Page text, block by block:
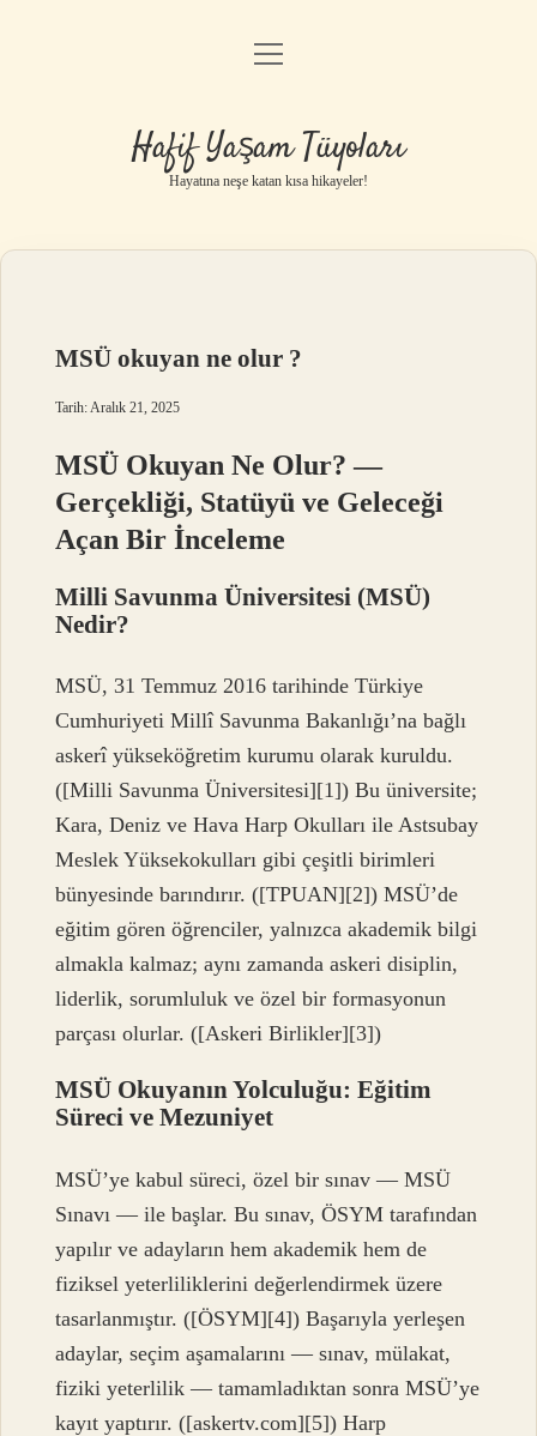
Anasayfa
Yasal Uyarı
menüyü
Hafif Yaşam Tüyoları
Hayatına neşe katan kısa hikayeler!
MSÜ okuyan ne olur ?
Tarih: Aralık 21, 2025
MSÜ Okuyan Ne Olur? —
Gerçekliği, Statüyü ve Geleceği
Açan Bir İnceleme
Milli Savunma Üniversitesi (MSÜ)
Nedir?
MSÜ, 31 Temmuz 2016 tarihinde Türkiye
Cumhuriyeti Millî Savunma Bakanlığı’na bağlı
askerî yükseköğretim kurumu olarak kuruldu.
([Milli Savunma Üniversitesi][1]) Bu üniversite;
Kara, Deniz ve Hava Harp Okulları ile Astsubay
Meslek Yüksekokulları gibi çeşitli birimleri
bünyesinde barındırır. ([TPUAN][2]) MSÜ’de
eğitim gören öğrenciler, yalnızca akademik bilgi
almakla kalmaz; aynı zamanda askeri disiplin,
liderlik, sorumluluk ve özel bir formasyonun
parçası olurlar. ([Askeri Birlikler][3])
MSÜ Okuyanın Yolculuğu: Eğitim
Süreci ve Mezuniyet
MSÜ’ye kabul süreci, özel bir sınav — MSÜ
Sınavı — ile başlar. Bu sınav, ÖSYM tarafından
yapılır ve adayların hem akademik hem de
fiziksel yeterliliklerini değerlendirmek üzere
tasarlanmıştır. ([ÖSYM][4]) Başarıyla yerleşen
adaylar, seçim aşamalarını — sınav, mülakat,
fiziki yeterlilik — tamamladıktan sonra MSÜ’ye
kayıt yaptırır. ([askertv.com][5]) Harp